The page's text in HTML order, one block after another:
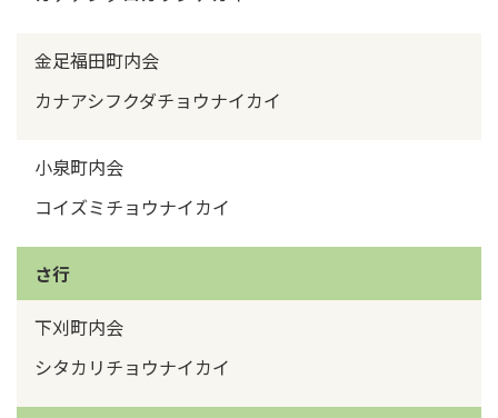
金足福田町内会
カナアシフクダチョウナイカイ
小泉町内会
コイズミチョウナイカイ
さ行
下刈町内会
シタカリチョウナイカイ